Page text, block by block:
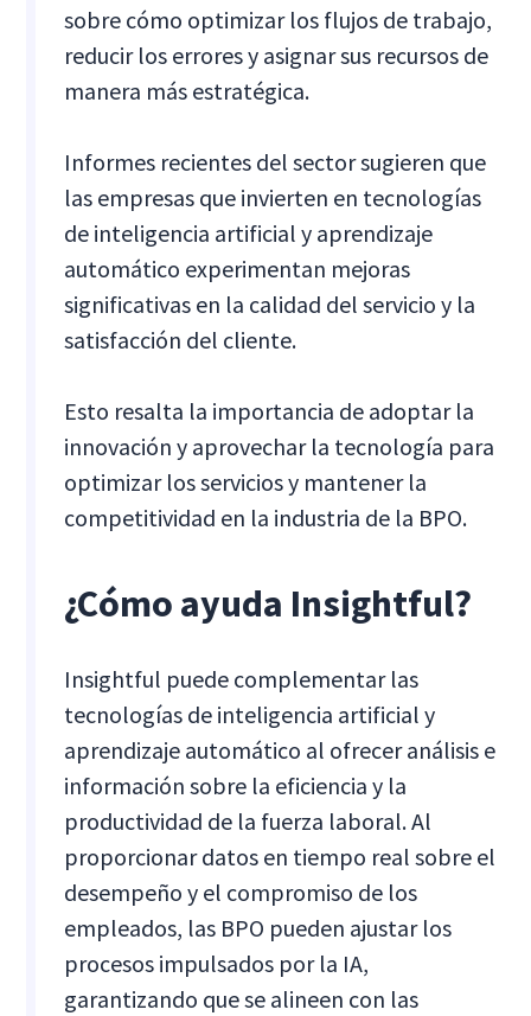
sobre cómo optimizar los flujos de trabajo,
reducir los errores y asignar sus recursos de
manera más estratégica.
Informes recientes del sector sugieren que
las empresas que invierten en tecnologías
de inteligencia artificial y aprendizaje
automático experimentan mejoras
significativas en la calidad del servicio y la
satisfacción del cliente.
Esto resalta la importancia de adoptar la
innovación y aprovechar la tecnología para
optimizar los servicios y mantener la
competitividad en la industria de la BPO.
¿Cómo ayuda Insightful?
Insightful puede complementar las
tecnologías de inteligencia artificial y
aprendizaje automático al ofrecer análisis e
información sobre la eficiencia y la
productividad de la fuerza laboral. Al
proporcionar datos en tiempo real sobre el
desempeño y el compromiso de los
empleados, las BPO pueden ajustar los
procesos impulsados por la IA,
garantizando que se alineen con las